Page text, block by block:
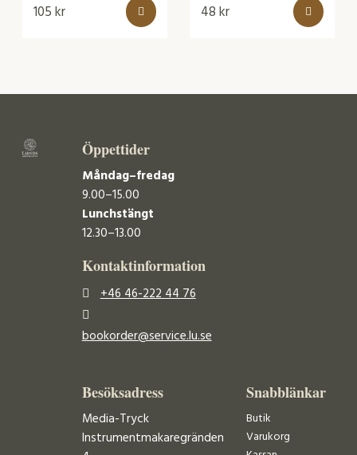
105kr 48kr
Öppettider
Måndag–fredag
9.00–15.00
Lunchstängt
12.30–13.00
Kontaktinformation
+46 46-222 44 76
bookorder@service.lu.se
Besöksadress
Media-Tryck
Instrumentmakaregränden
Snabblänkar
Butik
Varukorg